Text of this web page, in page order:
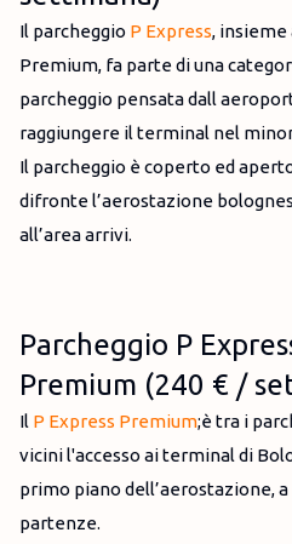
Il parcheggio P Express, insieme
Premium, fa parte di una
parcheggio pensata dall
raggiungere il terminal nel
Il parcheggio è coperto ed
difronte l’aerostazione
all’area arrivi.
Parcheggio P
Premium (240 € /
Il P Express Premium;è tra i
vicini l'accesso ai terminal di
primo piano dell’aerostazione, a
partenze.